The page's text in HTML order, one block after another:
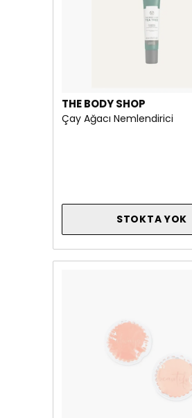
THE BODY SHOP
Çay Ağacı Nemlendirici
STOKTA YOK